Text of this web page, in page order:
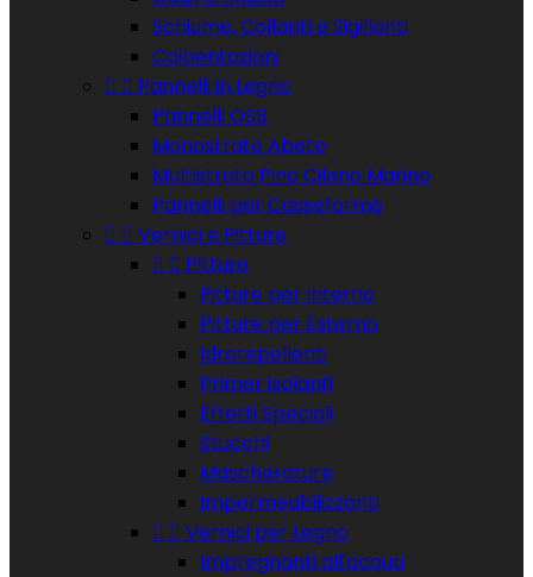
Schiume, Collanti e Sigillanti
Coibentazioni
  Pannelli in Legno
Pannelli OSB
Monostrato Abete
Multistrato Pino Cileno Marino
Pannelli per Casseforme
  Vernici e Pitture
  Pitture
Pitture per Interno
Pitture per Esterno
Idrorepellenti
Primer isolanti
Effetti Speciali
Stucchi
Mascherature
Impermeabilizzanti
  Vernici per Legno
Impregnanti all'acqua